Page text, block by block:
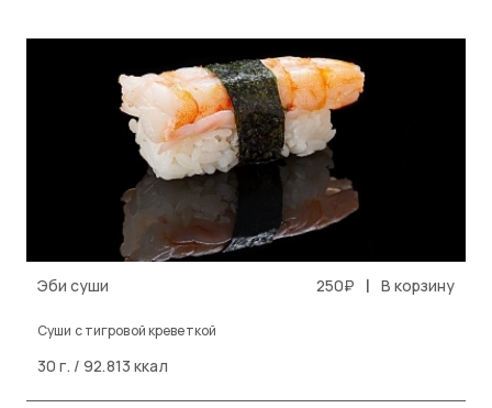
Эби суши 250₽ | В корзину
Cуши с тигровой креветкой
30 г. / 92.813 ккал